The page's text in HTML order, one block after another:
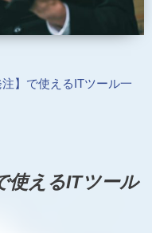
】で使えるITツール一
使えるITツール